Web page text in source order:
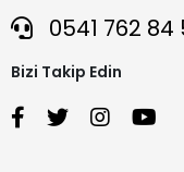
0541 762 84
Bizi Takip Edin